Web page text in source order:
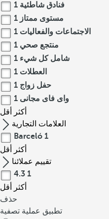
فنادق شاطئية 1
مستوى ممتاز 1
الاجتماعات والفعاليات 1
منتجع صحي 1
شامل كل شيء 1
العطلات 1
حفل زواج 1
واى فاى مجانى 1
أكثر
أقل
العلامات التجارية
Barceló 1
أكثر
أقل
تقييم عملائنا
4.3 1
أكثر
أقل
حذف
تطبيق عملية تصفية